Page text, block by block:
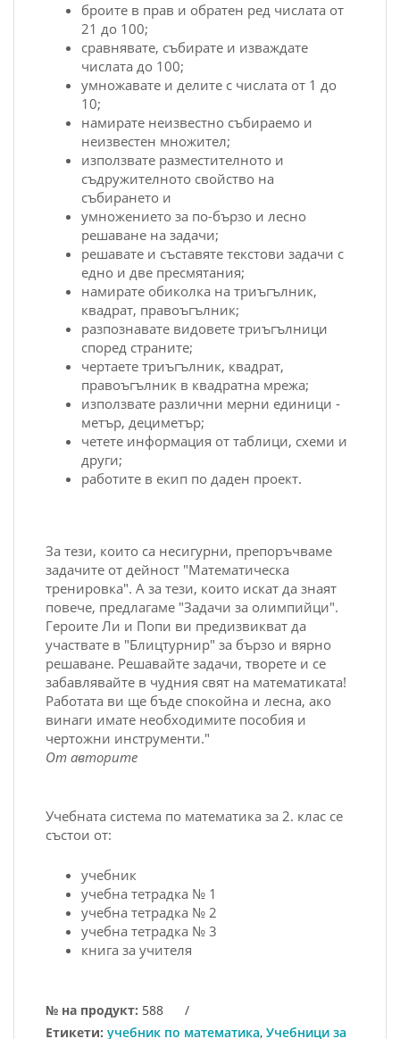
броите в прав и обратен ред числата от
21 до 100;
сравнявате, събирате и изваждате
числата до 100;
умножавате и делите с числата от 1 до
10;
намирате неизвестно събираемо и
неизвестен множител;
използвате разместителното и
съдружителното свойство на
събирането и
умножението за по-бързо и лесно
решаване на задачи;
решавате и съставяте текстови задачи с
едно и две пресмятания;
намирате обиколка на триъгълник,
квадрат, правоъгълник;
разпознавате видовете триъгълници
според страните;
чертаете триъгълник, квадрат,
правоъгълник в квадратна мрежа;
използвате различни мерни единици -
метър, дециметър;
четете информация от таблици, схеми и
други;
работите в екип по даден проект.
За тези, които са несигурни, препоръчваме
задачите от дейност "Математическа
тренировка". А за тези, които искат да знаят
повече, предлагаме "Задачи за олимпийци".
Героите Ли и Попи ви предизвикват да
участвате в "Блицтурнир" за бързо и вярно
решаване. Решавайте задачи, творете и се
забавлявайте в чудния свят на математиката!
Работата ви ще бъде спокойна и лесна, ако
винаги имате необходимите пособия и
чертожни инструменти."
От авторите
Учебната система по математика за 2. клас се
състои от:
учебник
учебна тетрадка № 1
учебна тетрадка № 2
учебна тетрадка № 3
книга за учителя
№ на продукт: 588
/
Етикети: учебник по математика, Учебници за